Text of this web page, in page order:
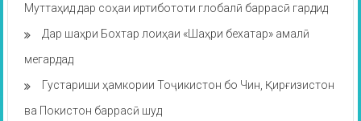
Муттаҳид дар соҳаи иртибототи глобалӣ баррасӣ гардид
Дар шаҳри Бохтар лоиҳаи «Шаҳри бехатар» амалӣ
мегардад
Густариши ҳамкории Тоҷикистон бо Чин, Қирғизистон
ва Покистон баррасӣ шуд